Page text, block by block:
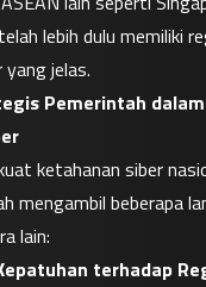
lebih dulu memiliki
jelas.
Pemerintah dalam
ketahanan siber
mengambil beberapa
lain:
terhadap